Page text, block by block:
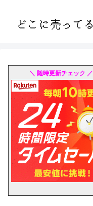
＼ 随時更新チェック ／